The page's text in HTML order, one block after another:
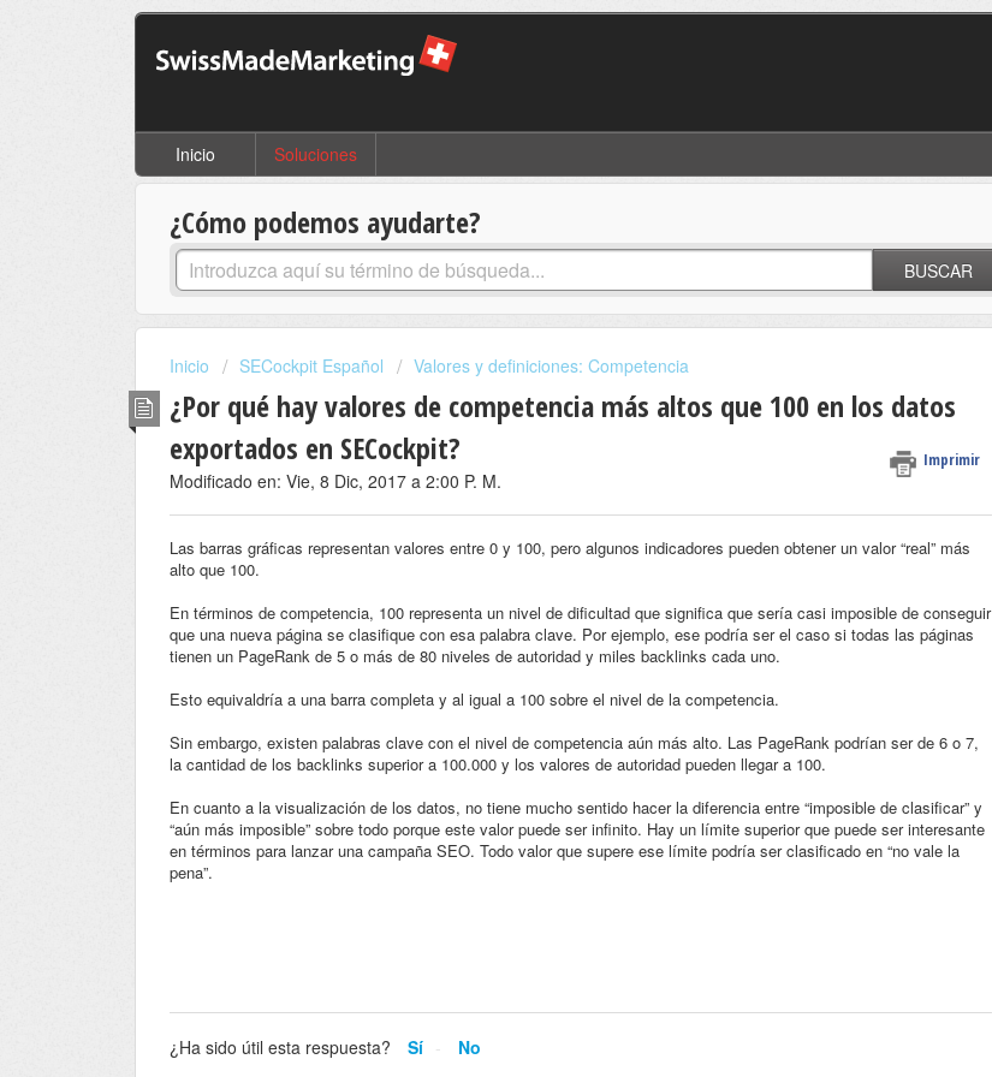
Inicio Soluciones
¿Cómo podemos ayudarte?
BUSCAR
Inicio SECockpit Español Valores y definiciones: Competencia
¿Por qué hay valores de competencia más altos que 100 en los datos
exportados en SECockpit?
Imprimir
Modificado en: Vie, 8 Dic, 2017 a 2:00 P. M.
Las barras gráficas representan valores entre 0 y 100, pero algunos indicadores pueden obtener un valor “real” más
alto que 100.
En términos de competencia, 100 representa un nivel de dificultad que significa que sería casi imposible de conseguir
que una nueva página se clasifique con esa palabra clave. Por ejemplo, ese podría ser el caso si todas las páginas
tienen un PageRank de 5 o más de 80 niveles de autoridad y miles backlinks cada uno.
Esto equivaldría a una barra completa y al igual a 100 sobre el nivel de la competencia.
Sin embargo, existen palabras clave con el nivel de competencia aún más alto. Las PageRank podrían ser de 6 o 7,
la cantidad de los backlinks superior a 100.000 y los valores de autoridad pueden llegar a 100.
En cuanto a la visualización de los datos, no tiene mucho sentido hacer la diferencia entre “imposible de clasificar” y
“aún más imposible” sobre todo porque este valor puede ser infinito. Hay un límite superior que puede ser interesante
en términos para lanzar una campaña SEO. Todo valor que supere ese límite podría ser clasificado en “no vale la
pena”.
¿Ha sido útil esta respuesta? Sí No